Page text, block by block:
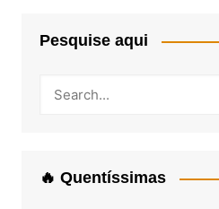
Pesquise aqui
🔥 Quentíssimas